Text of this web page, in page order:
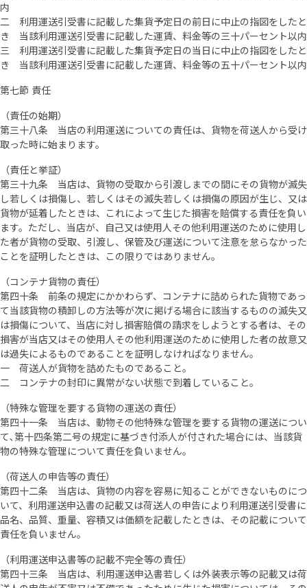
内
二 利用運送引受書に記載した集貨予定日の前日に中止の指図をしたと
き 当該利用運送引受書に記載した運賃、料金等の三十パーセント以内
三 利用運送引受書に記載した集貨予定日の当日に中止の指図をしたと
き 当該利用運送引受書に記載した運賃、料金等の五十パーセント以内
第七節 責任
（責任の始期）
第三十八条 当店の利用運送についての責任は、貨物を荷送人から受け
取った時に始まります。
（責任と挙証）
第三十九条 当店は、貨物の受取から引渡しまでの間にその貨物が滅失
し若しくは損傷し、若しくはその滅失若しくは損傷の原因が生じ、又は
貨物が延着したときは、これによって生じた損害を賠償する責任を負い
ます。ただし、当店が、自己又は使用人その他利用運送のために使用し
た者が貨物の受取、引渡し、保管及び運送について注意を怠らなかった
ことを証明したときは、この限りではありません。
（コンテナ貨物の責任）
第四十条 前条の規定にかかわらず、コンテナに詰められた貨物であっ
て当該貨物の積卸しの方法等が次に掲げる場合に該当するものの滅失又
は損傷について、当店に対し損害賠償の請求をしようとする者は、その
損害が当店又はその使用人その他利用運送のために使用した者の故意又
は過失によるものであることを証明しなければなりません。
一 荷送人が貨物を詰めたものであること。
二 コンテナの封印に異常がない状態で到着していること。
（特殊な管理を要する貨物の運送の責任）
第四十一条 当店は、動物その他特殊な管理を要する貨物の運送につい
て､第十四条第二号の規定に基づき付添人が付された場合には、当該貨
物の特殊な管理について責任を負いません。
（荷送人の申告等の責任）
第四十二条 当店は、貨物の内容を容易に知ることができないものにつ
いて、利用運送申込書の記載又は荷送人の申告により利用運送引受書に
品名、品質、重量、容積又は価額を記載したときは、その記載について
責任を負いません。
（利用運送申込書等の記載不完全等の責任）
第四十三条 当店は、利用運送申込書若しくは外装表示等の記載又は荷